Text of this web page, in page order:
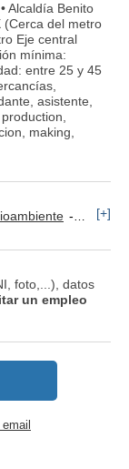
Alcaldía Benito
(Cerca del metro
Eje central
mínima:
entre 25 y 45
asistente,
making,
[+]
foto,...), datos
un empleo